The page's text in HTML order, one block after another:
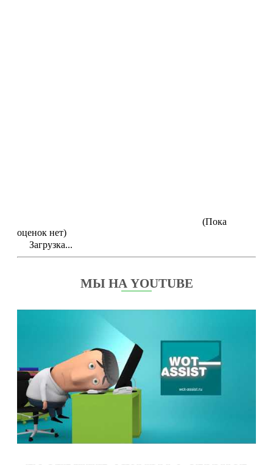
(Пока
оценок нет)
Загрузка...
МЫ НА YOUTUBE